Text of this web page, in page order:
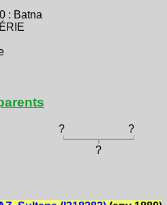
: Batna
?
?
?